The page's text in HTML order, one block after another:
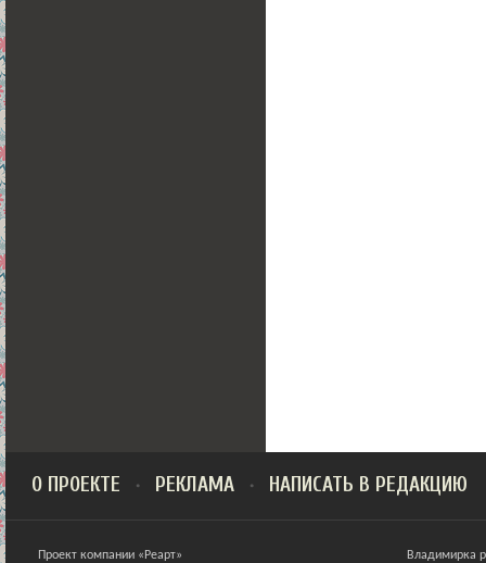
О ПРОЕКТЕ РЕКЛАМА НАПИСАТЬ В РЕДАКЦИЮ
Проект компании «Реарт» Владимирка